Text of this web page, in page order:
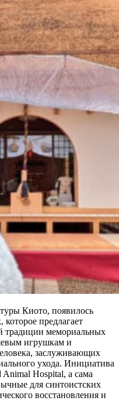
Киото, появилось
предлагает
традиции мемориальных
игрушкам и
заслуживающих
ухода. Инициатива
Hospital, а сама
для синтоистских
восстановления и